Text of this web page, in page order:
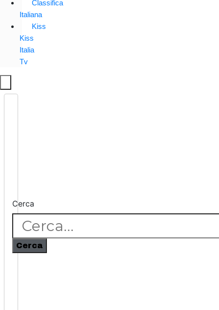
Classifica
Italiana
Kiss
Kiss
Italia
Tv
Cerca
Cerca